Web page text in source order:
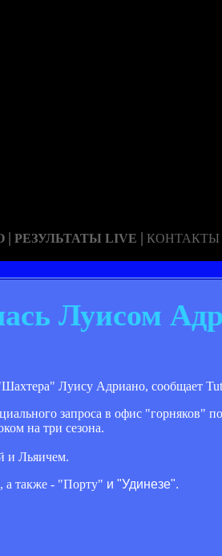
| РЕЗУЛЬТАТЫ LIVE | КОНТАКТЫ
Луисом
Луису Адриано, сообщает
запроса в офис "горняков"
на три сезона.
и Льяичем.
, а также - "Порту" и "Удинезе".